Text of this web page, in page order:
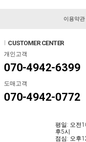
이용약관
CUSTOMER CENTER
개인고객
070-4942-6399
도매고객
070-4942-0772
평일: 오전
후5시
점심: 오후